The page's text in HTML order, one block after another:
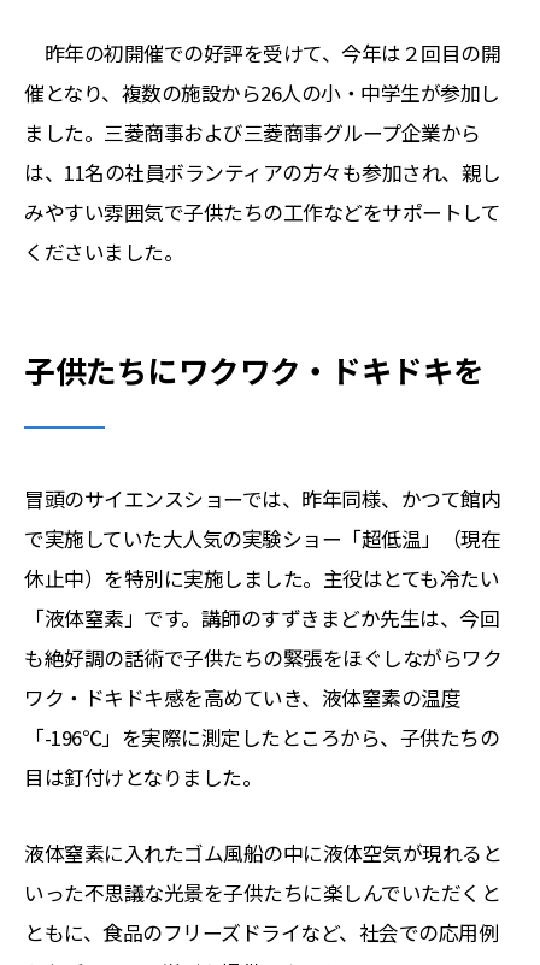
昨年の初開催での好評を受けて、今年は２回目の開
催となり、複数の施設から26人の小・中学生が参加し
ました。三菱商事および三菱商事グループ企業から
は、11名の社員ボランティアの方々も参加され、親し
みやすい雰囲気で子供たちの工作などをサポートして
くださいました。
子供たちにワクワク・ドキドキを
冒頭のサイエンスショーでは、昨年同様、かつて館内
で実施していた大人気の実験ショー「超低温」（現在
休止中）を特別に実施しました。主役はとても冷たい
「液体窒素」です。講師のすずきまどか先生は、今回
も絶好調の話術で子供たちの緊張をほぐしながらワク
ワク・ドキドキ感を高めていき、液体窒素の温度
「-196℃」を実際に測定したところから、子供たちの
目は釘付けとなりました。
液体窒素に入れたゴム風船の中に液体空気が現れると
いった不思議な光景を子供たちに楽しんでいただくと
ともに、食品のフリーズドライなど、社会での応用例